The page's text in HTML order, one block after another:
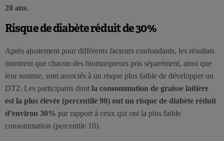
20 ans.
Risque de diabète réduit de 30%
Après ajustement pour différents facteurs confondants, les résultats
montrent que chacun des biomarqueurs pris séparément, ainsi que
leur somme, sont associés à un risque plus faible de développer un
DT2. Les participants dont la consommation de graisse laitière
est la plus élevée (percentile 90) ont un risque de diabète réduit
d’environ 30% par rapport à ceux qui ont la plus faible
consommation (percentile 10).